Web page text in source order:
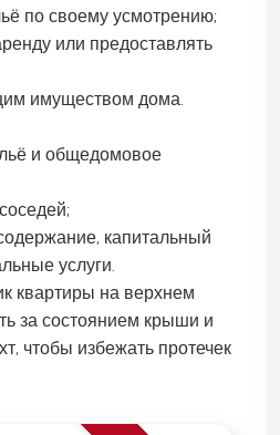
по своему усмотрению;
или предоставлять
имуществом дома.
и общедомовое
капитальный
услуги.
квартиры на верхнем
за состоянием крыши и
чтобы избежать протечек